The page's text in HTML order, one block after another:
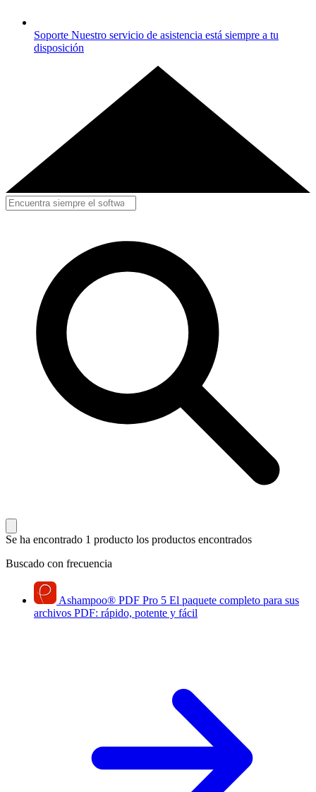
Soporte Nuestro servicio de asistencia está siempre a tu
disposición
Se ha encontrado 1 producto los productos encontrados
Buscado con frecuencia
Ashampoo® PDF Pro 5 El paquete completo para sus
archivos PDF: rápido, potente y fácil